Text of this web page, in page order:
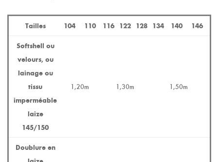
Tailles 104 110 116 122 128 134 140 146
Softshell ou
velours, ou
lainage ou
tissu
imperméable
laize
145/150
1,20m 1,30m 1,50m
Doublure en